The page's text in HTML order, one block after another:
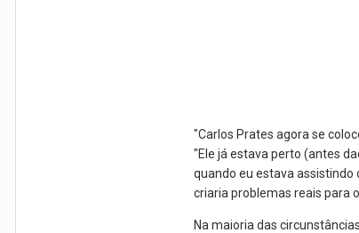
"Carlos Prates agora se
"Ele já estava perto (antes
quando eu estava assistindo
criaria problemas reais para
Na maioria das